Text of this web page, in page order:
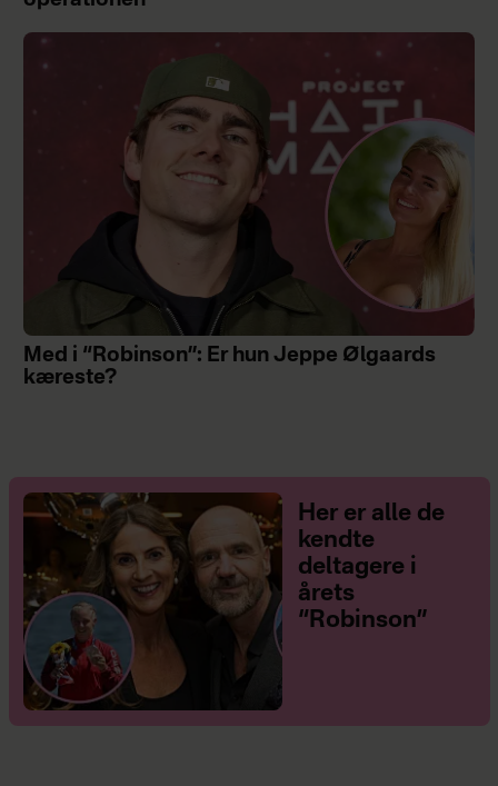
Med i “Robinson”: Er hun Jeppe Ølgaards
kæreste?
Her er alle de
kendte
deltagere i
årets
“Robinson”